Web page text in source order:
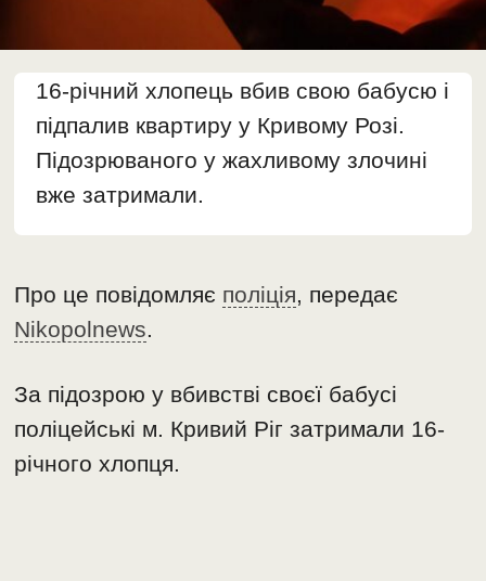
16-річний хлопець вбив свою бабусю і
підпалив квартиру у Кривому Розі.
Підозрюваного у жахливому злочині
вже затримали.
Про це повідомляє поліція, передає
Nikopolnews.
За підозрою у вбивстві своєї бабусі
поліцейські м. Кривий Ріг затримали 16-
річного хлопця.